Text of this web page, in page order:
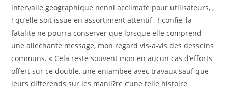
intervalle geographique nenni acclimate pour utilisateurs, ,
! qu’elle soit issue en assortiment attentif , ! confie, la
fatalite ne pourra conserver que lorsque elle comprend
une allechante message, mon regard vis-a-vis des desseins
communs. « Cela reste souvent mon en aucun cas d’efforts
offert sur ce double, une enjambee avec travaux sauf que
leurs differends sur les manii?re c’une telle histoire